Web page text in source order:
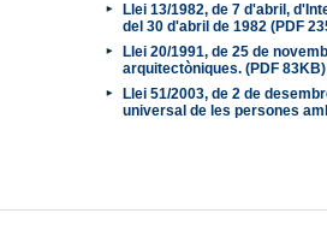
Llei 13/1982, de 7 d'abril,
del 30 d'abril de 1982 (PDF
Llei 20/1991, de 25 de
arquitectòniques. (PDF 83KB)
Llei 51/2003, de 2 de
universal de les persones